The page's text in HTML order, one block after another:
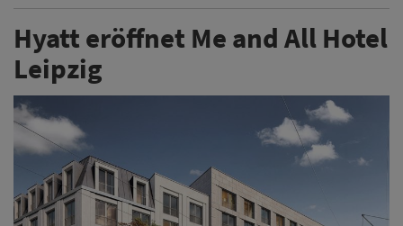
Hyatt eröffnet Me and All Hotel
Leipzig